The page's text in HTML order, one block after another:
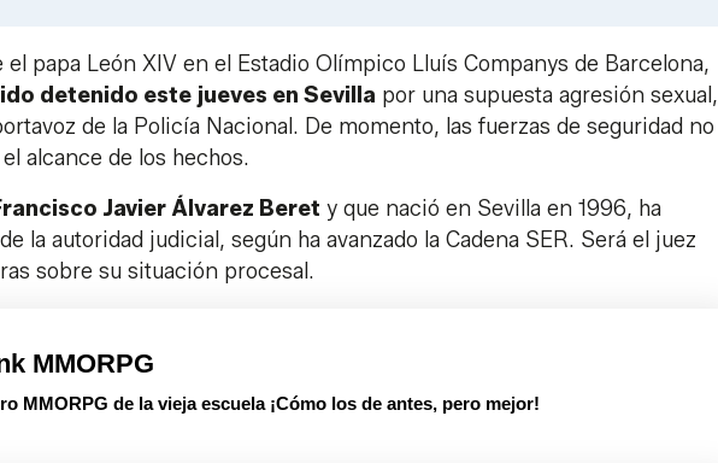
el papa León XIV en el Estadio Olímpico Lluís Companys de Barcelona,
detenido este jueves en Sevilla por una supuesta agresión sexual,
de la Policía Nacional. De momento, las fuerzas de seguridad no
alcance de los hechos.
Javier Álvarez Beret y que nació en Sevilla en 1996, ha
la autoridad judicial, según ha avanzado la Cadena SER. Será el juez
sobre su situación procesal.
MMORPG
MMORPG de la vieja escuela ¡Cómo los de antes, pero mejor!